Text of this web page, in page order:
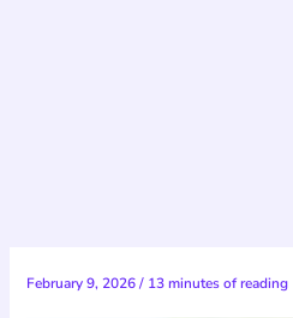
February 9, 2026/ 13 minutes of reading